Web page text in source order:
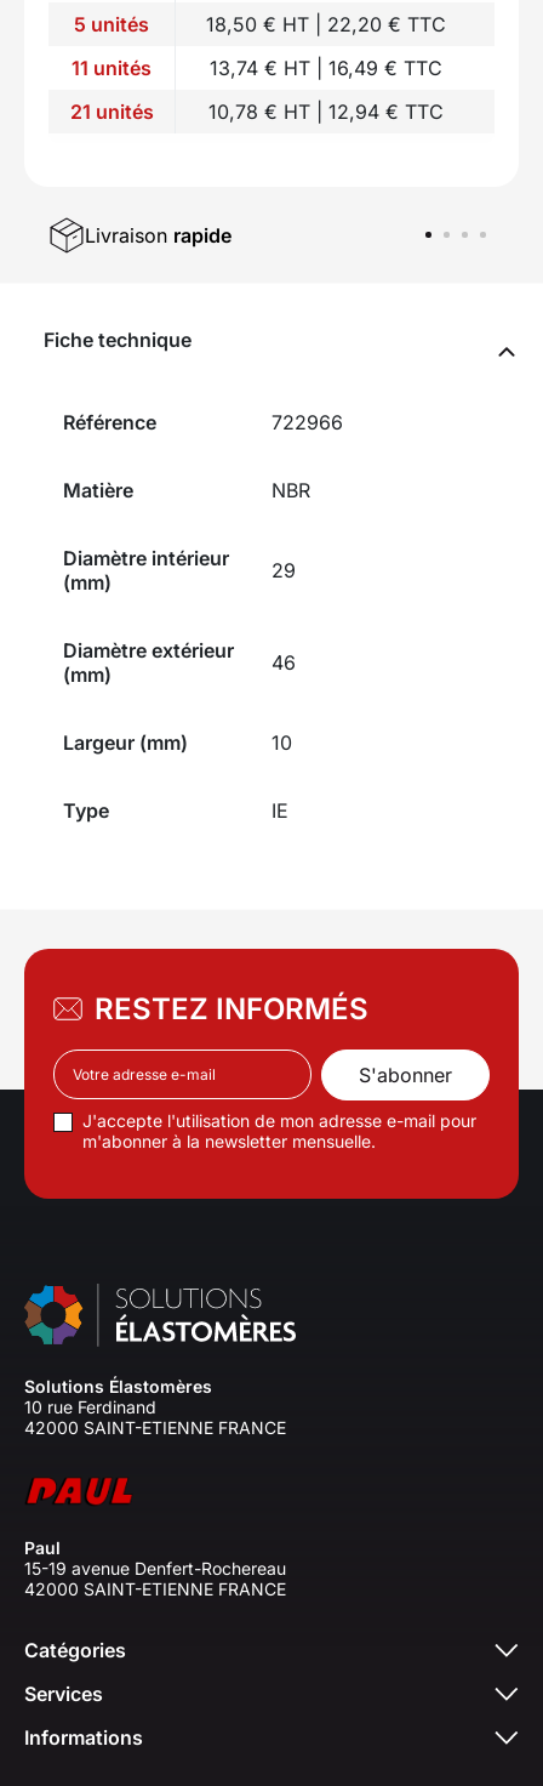
5 unités
18,50 € HT | 22,20 € TTC
11 unités
13,74 € HT | 16,49 € TTC
21 unités
10,78 € HT | 12,94 € TTC
Livraison rapide
Fiche technique
Référence 722966
Matière NBR
Diamètre intérieur
(mm)
29
Diamètre extérieur
(mm)
46
Largeur (mm) 10
Type IE
RESTEZ INFORMÉS
J'accepte l'utilisation de mon adresse e-mail pour
m'abonner à la newsletter mensuelle.
Solutions Élastomères
10 rue Ferdinand
42000 SAINT-ETIENNE FRANCE
Paul
15-19 avenue Denfert-Rochereau
42000 SAINT-ETIENNE FRANCE
Catégories
Services
Informations